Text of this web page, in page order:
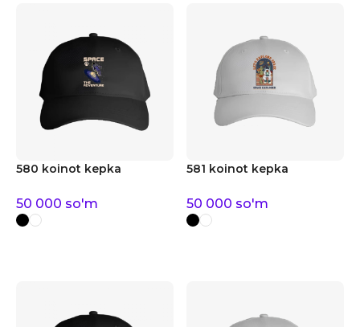
580 koinot kepka
50 000 so'm
581 koinot kepka
50 000 so'm